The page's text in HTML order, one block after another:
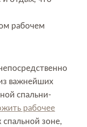
рабочем
важнейших
спальни-
рабочее
спальной зоне,